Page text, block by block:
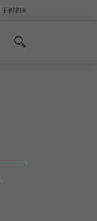
E-PAPER